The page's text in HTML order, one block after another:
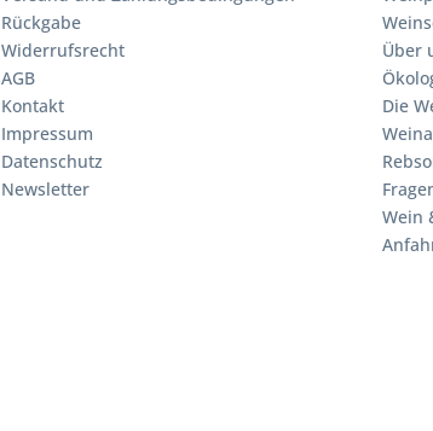
Rückgabe
Widerrufsrecht
AGB
Kontakt
Impressum
Datenschutz
Newsletter
Über
Die
Wein